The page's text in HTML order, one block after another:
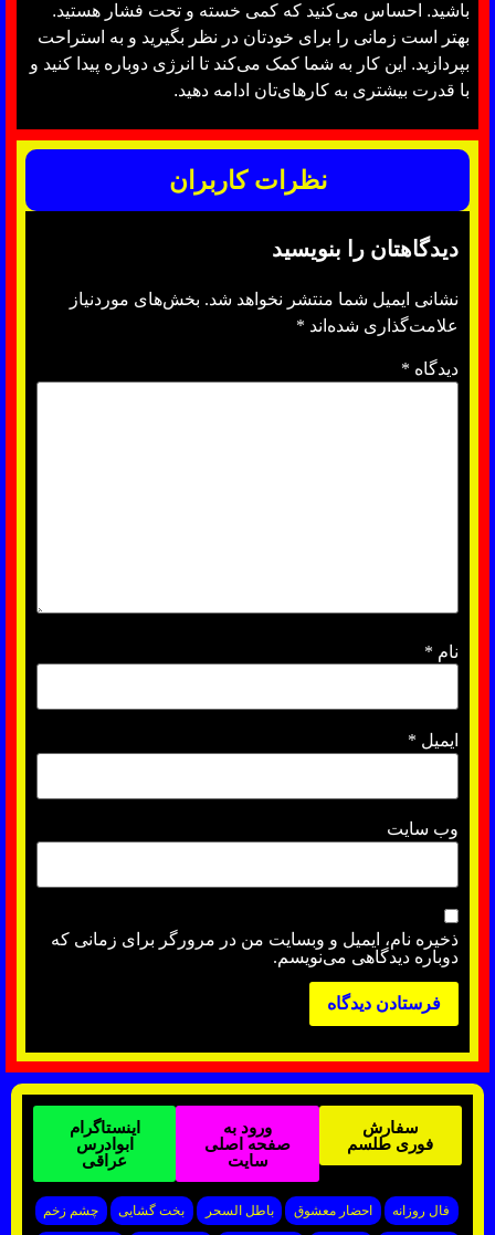
باشید. احساس می‌کنید که کمی خسته و تحت فشار هستید.
بهتر است زمانی را برای خودتان در نظر بگیرید و به استراحت
بپردازید. این کار به شما کمک می‌کند تا انرژی دوباره پیدا کنید و
با قدرت بیشتری به کارهای‌تان ادامه دهید.
نظرات کاربران
دیدگاهتان را بنویسید
نشانی ایمیل شما منتشر نخواهد شد. بخش‌های موردنیاز
علامت‌گذاری شده‌اند *
دیدگاه *
نام *
ایمیل *
وب‌ سایت
ذخیره نام، ایمیل و وبسایت من در مرورگر برای زمانی که
دوباره دیدگاهی می‌نویسم.
سفارش
فوری طلسم
ورود به
صفحه اصلی
سایت
اینستاگرام
ابوادرس
عراقی
فال روزانه احضار معشوق باطل السحر بخت گشایی چشم زخم